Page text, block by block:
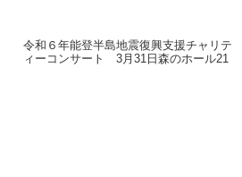
令和６年能登半島地震復興支援チャリテ
ィーコンサート 3月31日森のホール21